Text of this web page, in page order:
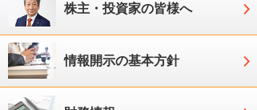
株主・投資家の皆様へ
情報開示の基本方針